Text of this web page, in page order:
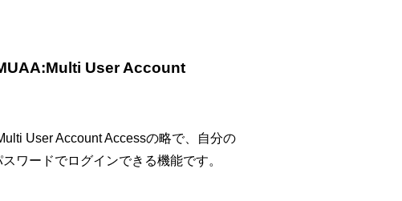
User Account
User Account Accessの略で、自分の
ワードでログインできる機能です。